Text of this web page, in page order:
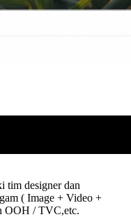
tim designer dan
( Image + Video +
OOH / TVC,etc.